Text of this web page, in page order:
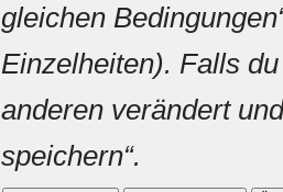
gleichen
Einzelheiten). Falls
anderen verändert
speichern“.